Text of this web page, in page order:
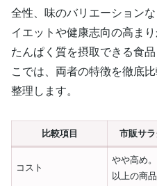
全性、味のバリエーション
イエットや健康志向の高ま
たんぱく質を摂取できる食
こでは、両者の特徴を徹底
整理します。
比較項目 市販サ
コスト
やや高め
以上の商